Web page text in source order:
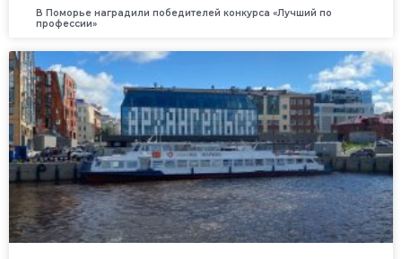
В Поморье наградили победителей конкурса «Лучший по
профессии»